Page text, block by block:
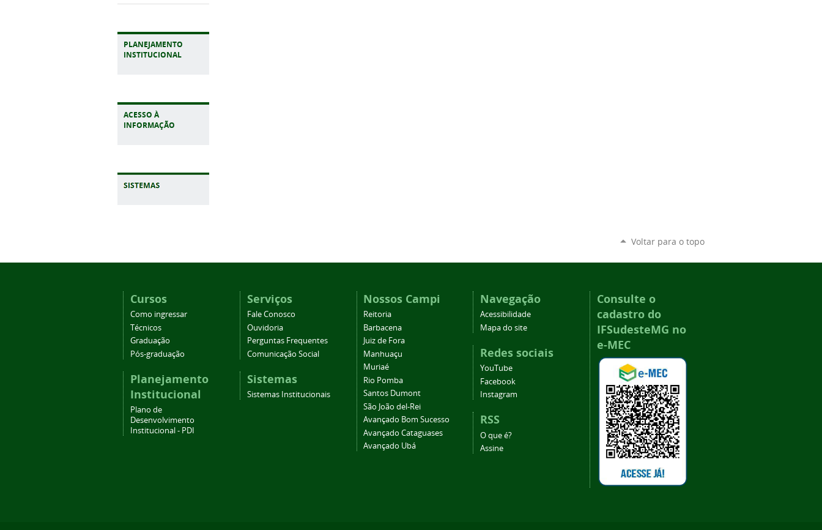
PLANEJAMENTO
INSTITUCIONAL
ACESSO À
INFORMAÇÃO
Voltar para o topo
Cursos
Como ingressar
Técnicos
Graduação
Pós-graduação
Planejamento
Institucional
Plano de
Desenvolvimento
Institucional - PDI
Serviços
Fale Conosco
Ouvidoria
Perguntas Frequentes
Comunicação Social
Sistemas
Sistemas Institucionais
Nossos Campi
Reitoria
Barbacena
Juiz de Fora
Manhuaçu
Muriaé
Rio Pomba
Santos Dumont
São João del-Rei
Avançado Bom Sucesso
Avançado Cataguases
Avançado Ubá
Navegação
Acessibilidade
Mapa do site
Redes sociais
YouTube
Facebook
Instagram
RSS
O que é?
Assine
Consulte o
cadastro do
IFSudesteMG no
e-MEC